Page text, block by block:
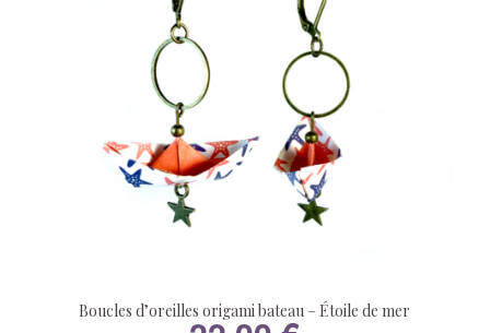
Boucles d’oreilles origami bateau – Étoile de mer